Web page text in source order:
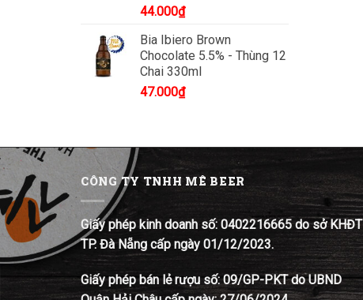
44.000₫
Bia Ibiero Brown
Chocolate 5.5% - Thùng 12
Chai 330ml
47.000₫
CÔNG TY TNHH MÊ BEER
Giấy phép kinh doanh số: 0402216665 do sở KHĐT
TP. Đà Nẵng cấp ngày 01/12/2023.
Giấy phép bán lẻ rượu số: 09/GP-PKT do UBND